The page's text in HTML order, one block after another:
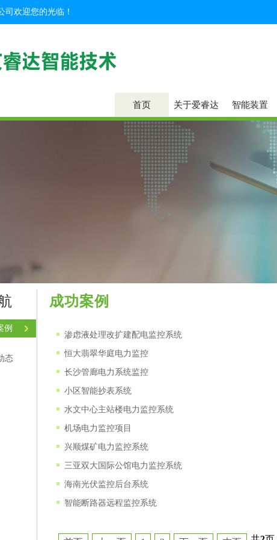
司欢迎您的光临！
首页 关于爱睿达 智能装置
例
态
成功案例
渗虑液处理改扩建配电监控系统
恒大翡翠华庭电力监控
长沙管廊电力系统监控
小区智能抄表系统
水文中心主站楼电力监控系统
机场电力监控项目
兴顺煤矿电力监控系统
三亚双大国际公馆电力监控系统
海南光伏监控后台系统
智能断路器远程监控系统